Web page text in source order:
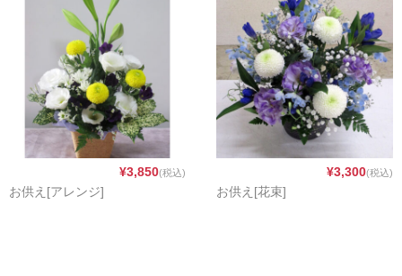
15,000円～
送料・支払い
ご注文ガイド
各種教室
¥3,850(税込)
お供え[アレンジ]
¥3,300(税込)
お供え[花束]